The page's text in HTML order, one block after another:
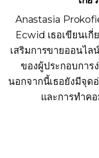
Anastasia
Ecwid เธอเขียนเกี่
เสริมการขายออนไล
ของผู้ประกอบกา
นอกจากนี้เธอยังมีจุด
และการทำค